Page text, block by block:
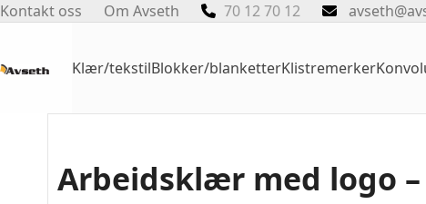
Skip
Kontakt oss Om Avseth 70 12 70 12
Klær/tekstilBlokker/blanketterKlistremerker
Arbeidsklær med logo